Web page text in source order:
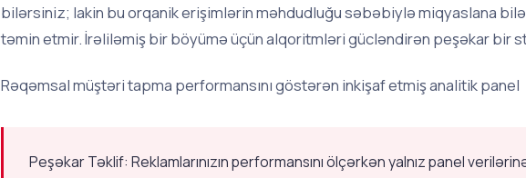
bilərsiniz; lakin bu orqanik erişimlərin məhdudluğu səbəbiylə miqyaslana
təmin etmir. İrəliləmiş bir böyümə üçün alqoritmləri gücləndirən peşəkar bir
Rəqəmsal müştəri tapma performansını göstərən inkişaf etmiş analitik panel
Peşəkar Təklif: Reklamlarınızın performansını ölçərkən yalnız panel